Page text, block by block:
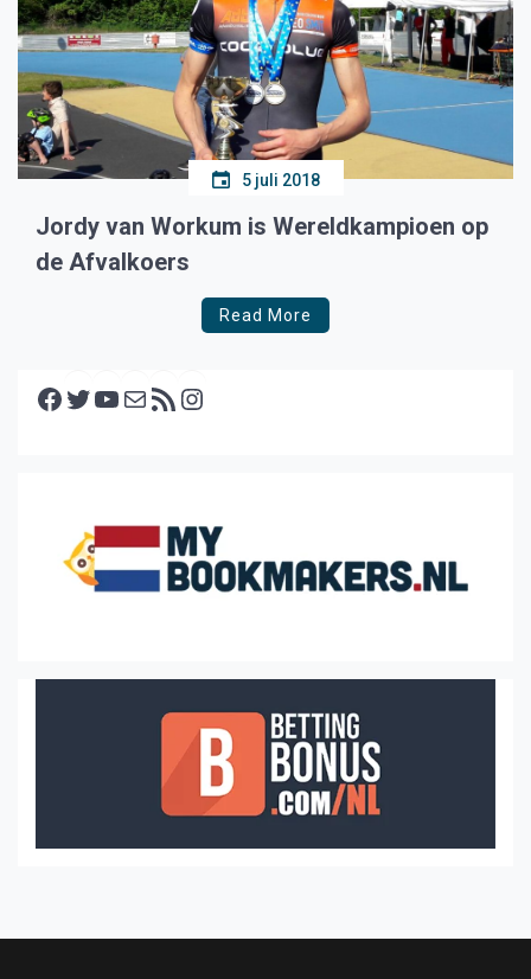
5 juli 2018
Jordy van Workum is Wereldkampioen op
de Afvalkoers
Read More
Facebook Twitter YouTube E-mail RSS feed